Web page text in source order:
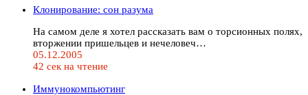
Клонирование: сон разума
На самом деле я хотел рассказать вам о торсионных полях,
вторжении пришельцев и нечеловеч…
05.12.2005
42 сек на чтение
Иммунокомпьютинг